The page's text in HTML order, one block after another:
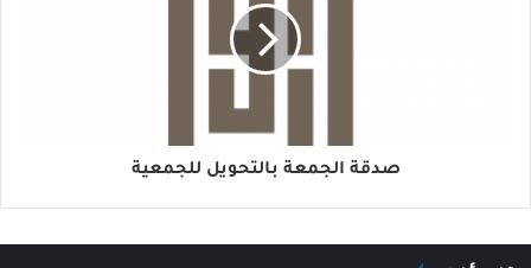
صدقة الجمعة بالتحويل للجمعية